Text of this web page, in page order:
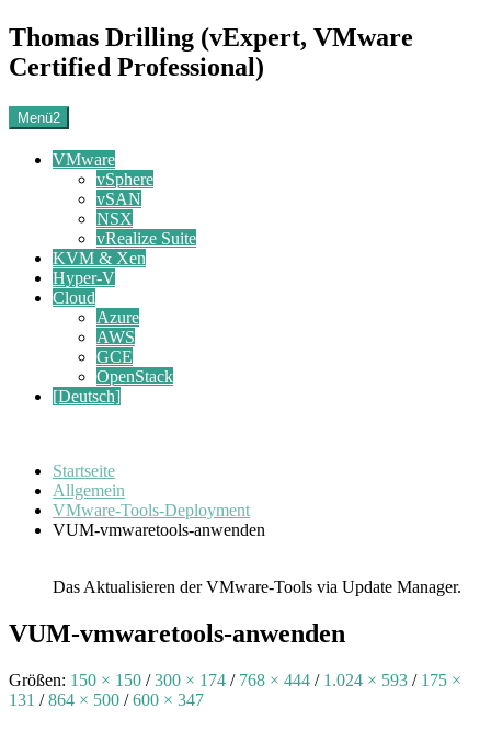
Thomas Drilling (vExpert, VMware
Certified Professional)
Menü2
VMware
vSphere
vSAN
NSX
vRealize Suite
KVM & Xen
Hyper-V
Cloud
Azure
AWS
GCE
OpenStack
[Deutsch]
Startseite
Allgemein
VMware-Tools-Deployment
VUM-vmwaretools-anwenden
Das Aktualisieren der VMware-Tools via Update Manager.
VUM-vmwaretools-anwenden
Größen: 150 × 150 / 300 × 174 / 768 × 444 / 1.024 × 593 / 175 ×
131 / 864 × 500 / 600 × 347